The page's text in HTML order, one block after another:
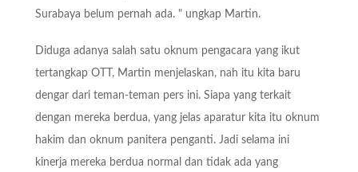
Surabaya belum pernah ada. " ungkap Martin.
Diduga adanya salah satu oknum pengacara yang ikut
tertangkap OTT, Martin menjelaskan, nah itu kita baru
dengar dari teman-teman pers ini. Siapa yang terkait
dengan mereka berdua, yang jelas aparatur kita itu oknum
hakim dan oknum panitera penganti. Jadi selama ini
kinerja mereka berdua normal dan tidak ada yang